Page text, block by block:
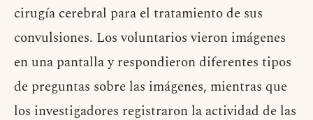
cirugía cerebral para el tratamiento de sus
convulsiones. Los voluntarios vieron imágenes
en una pantalla y respondieron diferentes tipos
de preguntas sobre las imágenes, mientras que
los investigadores registraron la actividad de las